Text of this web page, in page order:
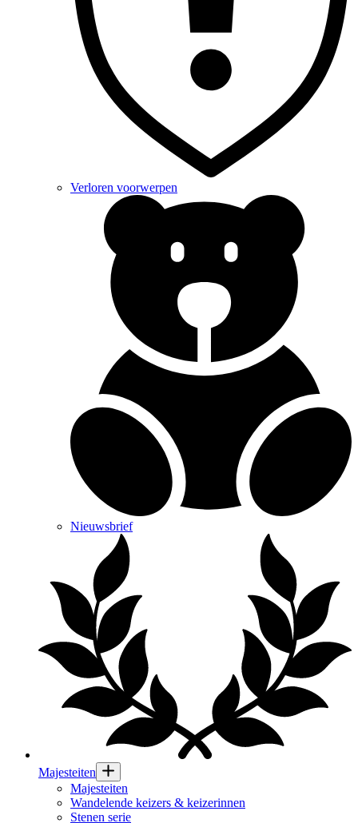
Verloren voorwerpen
Nieuwsbrief
Majesteiten
Majesteiten
Wandelende keizers & keizerinnen
Stenen serie